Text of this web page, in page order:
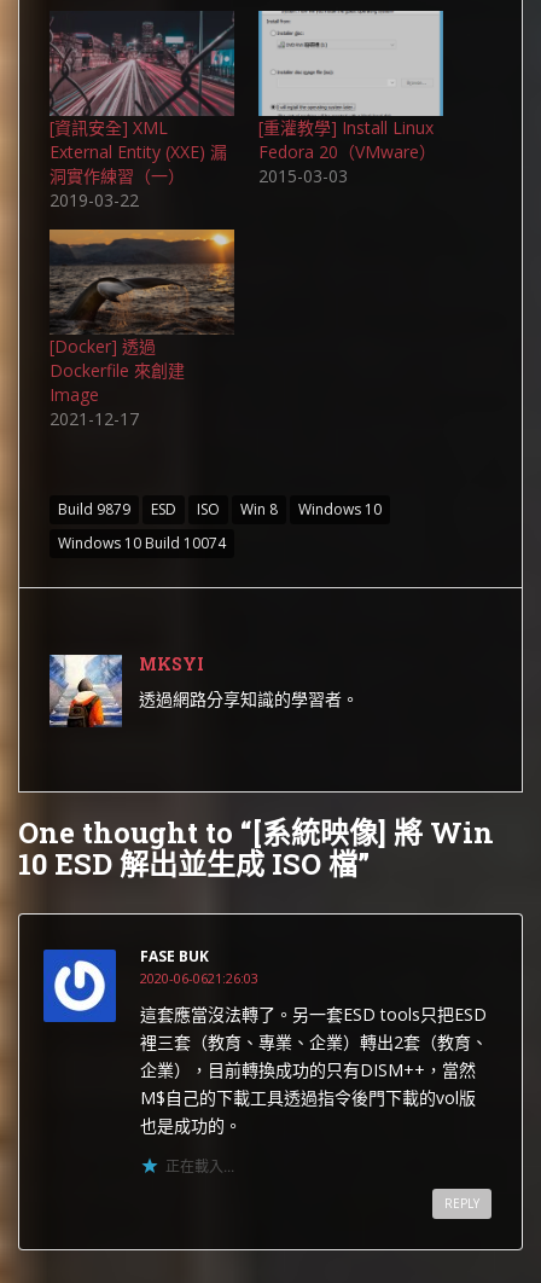
[資訊安全] XML
External Entity (XXE) 漏
洞實作練習（一）
2019-03-22
[重灌教學] Install Linux
Fedora 20（VMware）
2015-03-03
[Docker] 透過
Dockerfile 來創建
Image
2021-12-17
Build 9879 ESD ISO Win 8
Windows 10
Windows 10 Build 10074
MKSYI
透過網路分享知識的學習者。
One thought to “[系統映像] 將 Win
10 ESD 解出並生成 ISO 檔”
FASE BUK
2020-06-0621:26:03
這套應當沒法轉了。另一套ESD tools只把ESD
裡三套（教育、專業、企業）轉出2套（教育、
企業），目前轉換成功的只有DISM++，當然
M$自己的下載工具透過指令後門下載的vol版
也是成功的。
正在載入...
REPLY